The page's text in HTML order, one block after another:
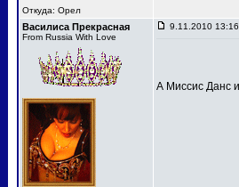
Откуда: Орел
Василиса Прекрасная
From Russia With Love
9.11.2010
А Миссис Данс